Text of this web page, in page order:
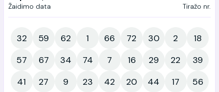
Žaidimo data Tiražo nr.
32 59 62 1 66 72 30 2
18
57
67 34 74 7 16 29 22
39
41
27 9 23 42 20 44 17
56